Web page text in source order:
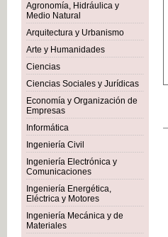
Agronomía, Hidráulica y
Medio Natural
Arquitectura y Urbanismo
Arte y Humanidades
Ciencias
Ciencias Sociales y Jurídicas
Economía y Organización de
Empresas
Informática
Ingeniería Civil
Ingeniería Electrónica y
Comunicaciones
Ingeniería Energética,
Eléctrica y Motores
Ingeniería Mecánica y de
Materiales